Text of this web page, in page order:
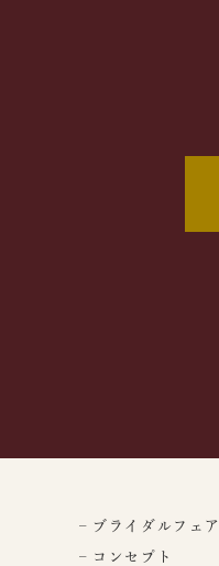
– ブライダルフェア
– コンセプト